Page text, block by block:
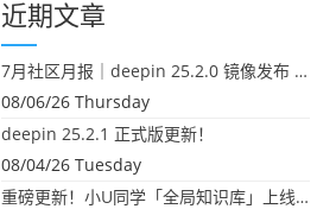
近期文章
7月社区月报｜deepin 25.2.0 镜像发布 & 小U同学定时任务上线
08/06/26 Thursday
deepin 25.2.1 正式版更新！
08/04/26 Tuesday
重磅更新！小U同学「全局知识库」上线：你的本地文件，终于"活"起来了